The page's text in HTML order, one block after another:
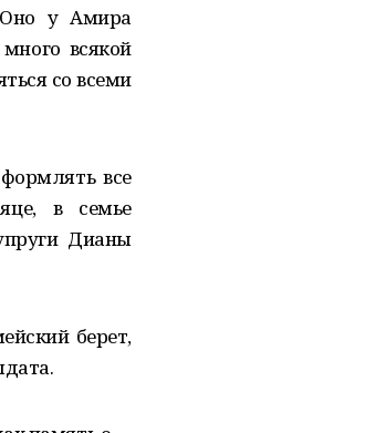
Оно у Амира
всякой
со всеми
все
в семье
Дианы
берет,